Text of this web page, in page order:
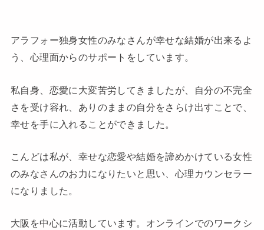
アラフォー独身女性のみなさんが幸せな結婚が出来るよ
う、心理面からのサポートをしています。
私自身、恋愛に大変苦労してきましたが、自分の不完全
さを受け容れ、ありのままの自分をさらけ出すことで、
幸せを手に入れることができました。
こんどは私が、幸せな恋愛や結婚を諦めかけている女性
のみなさんのお力になりたいと思い、心理カウンセラー
になりました。
大阪を中心に活動しています。オンラインでのワークシ